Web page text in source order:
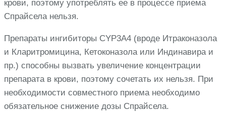
крови, поэтому употреблять ее в процессе приема
Спрайсела нельзя.
Препараты ингибиторы CYP3A4 (вроде Итраконазола
и Кларитромицина, Кетоконазола или Индинавира и
пр.) способны вызвать увеличение концентрации
препарата в крови, поэтому сочетать их нельзя. При
необходимости совместного приема необходимо
обязательное снижение дозы Спрайсела.